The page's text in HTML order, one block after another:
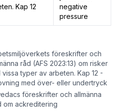
Kap 12
negative
pressure
föreskrifter och
råd (AFS 2023:13) om risker
vissa typer av arbeten. Kap 12 -
med över- eller undertryck
föreskrifter och allmänna
om ackreditering